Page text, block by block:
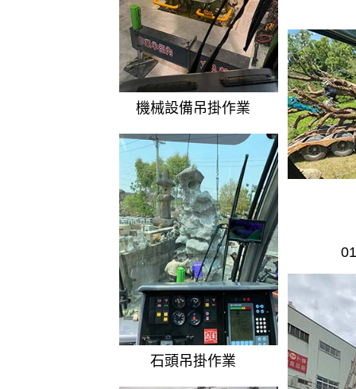
機械設備吊掛作業
石頭吊掛作業